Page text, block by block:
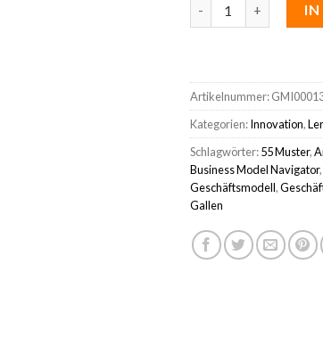
IN
Artikelnummer:
Kategorien:Innovation,
Schlagwörter:55 Muster,
Business Model Navigator,
Geschäftsmodell,
Gallen